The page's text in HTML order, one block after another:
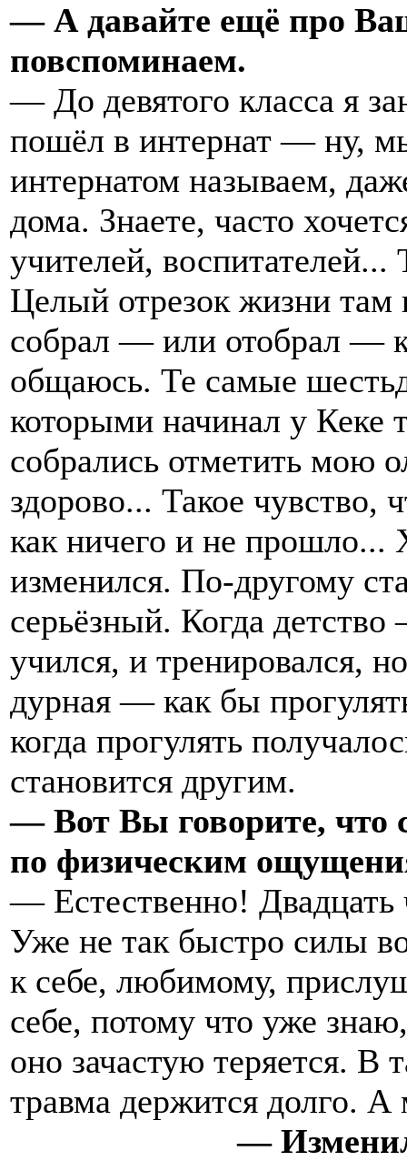
— А давайте ещё про
повспоминаем.
— До девятого класса я
пошёл в интернат — ну,
интернатом называем,
дома. Знаете, часто
учителей,
Целый отрезок жизни там
собрал — или отобрал —
общаюсь. Те самые
которыми начинал у Кеке
собрались отметить мою
здорово... Такое чувство,
как ничего и не прошло...
изменился. По-другому
серьёзный. Когда
учился, и тренировался,
дурная — как бы
когда прогулять
становится другим.
— Вот Вы говорите, что
по физическим
— Естественно! Двадцать
Уже не так быстро силы
к себе, любимому,
себе, потому что уже
оно зачастую теряется. В
травма держится долго. А
—